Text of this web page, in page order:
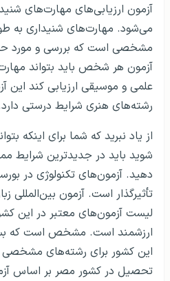
آزمون ارزیابی‌های مهارت‌های
می‌شود. مهارت‌های شنیداری به
مشخصی است که بررسی و مورد
آزمون هر شخص باید بتواند
علمی و موسیقی ارزیابی کند این
رشته‌های هنری شرایط درستی
از یاد نبرید که شما برای اینکه
شوید باید در جدیدترین شرایط
دهید. آزمون‌های تکنولوژی در
تأثیرگذار است. آزمون بین‌المللی
لیست آزمون‌های معتبر در این
ارزشمند است. مشخص است که
این کشور برای رشته‌های
تحصیل در کشور مصر بر اساس